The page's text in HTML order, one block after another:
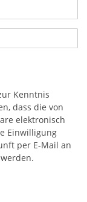
Kenntnis
dass die von
elektronisch
Einwilligung
per E-Mail an